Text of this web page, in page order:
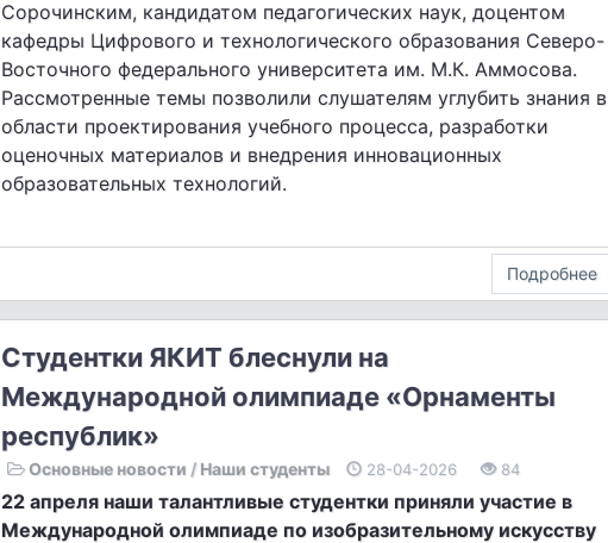
Сорочинским, кандидатом педагогических наук, доцентом
кафедры Цифрового и технологического образования Северо-
Восточного федерального университета им. М.К. Аммосова.
Рассмотренные темы позволили слушателям углубить знания в
области проектирования учебного процесса, разработки
оценочных материалов и внедрения инновационных
образовательных технологий.
Подробнее
Студентки ЯКИТ блеснули на
Международной олимпиаде «Орнаменты
республик»
Основные новости / Наши студенты 28-04-2026 84
22 апреля наши талантливые студентки приняли участие в
Международной олимпиаде по изобразительному искусству